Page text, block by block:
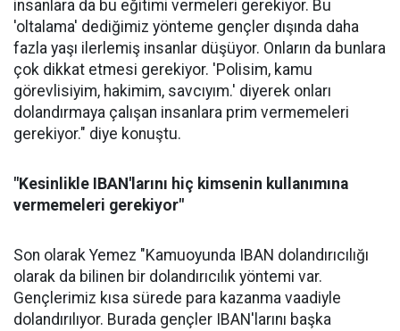
insanlara da bu eğitimi vermeleri gerekiyor. Bu
'oltalama' dediğimiz yönteme gençler dışında daha
fazla yaşı ilerlemiş insanlar düşüyor. Onların da bunlara
çok dikkat etmesi gerekiyor. 'Polisim, kamu
görevlisiyim, hakimim, savcıyım.' diyerek onları
dolandırmaya çalışan insanlara prim vermemeleri
gerekiyor." diye konuştu.
"Kesinlikle IBAN'larını hiç kimsenin kullanımına
vermemeleri gerekiyor"
Son olarak Yemez "Kamuoyunda IBAN dolandırıcılığı
olarak da bilinen bir dolandırıcılık yöntemi var.
Gençlerimiz kısa sürede para kazanma vaadiyle
dolandırılıyor. Burada gençler IBAN'larını başka